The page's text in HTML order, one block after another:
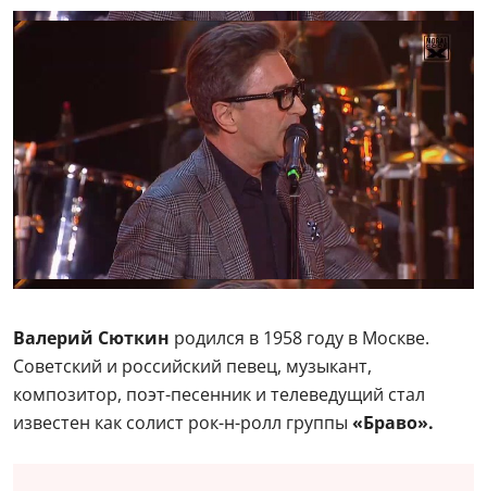
Валерий Сюткин родился в 1958 году в Москве.
Советский и российский певец, музыкант,
композитор, поэт-песенник и телеведущий стал
известен как солист рок-н-ролл группы «Браво».